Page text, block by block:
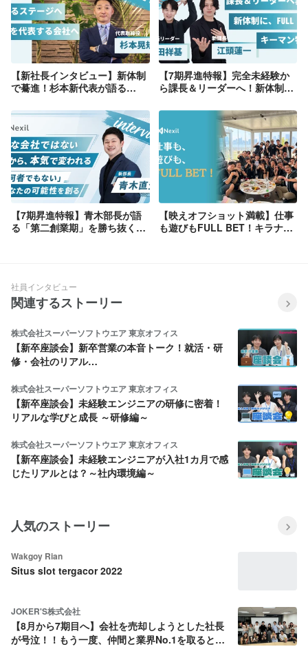
【新社長インタビュー】新体制
で驀進！杉本新代表が語る
と未来
【7期昇進特報】完全未経験か
ら課長＆リーダーへ！新体制の
果にコミットする理由」
【7期昇進特報】青木部長が語
る「第二創業期」を勝ち抜く覚
【映えオフショット満載】仕事
も遊びもFULL BET！キラナガ
社員インタビュー
関連するストーリー
株式会社スーパーソフトウエア 東京オフィス
【新卒座談会】新卒営業の本音トーク！就活・研
修・会社のリアル…
株式会社スーパーソフトウエア 東京オフィス
【新卒座談会】未経験エンジニアの研修に密着！
リアルな学びと成長 ～研修編～
株式会社スーパーソフトウエア 東京オフィス
【新卒座談会】未経験エンジニアが入社1カ月で感
じたリアルとは？～社内環境編～
人気のストーリー
Wakgoy Rian
Situs slot tergacor 2022
JOKER'S株式会社
【8月から7期目へ】会社を売却しようとした社長
が号泣！！もう一度、仲間と業界No.1を取ると決